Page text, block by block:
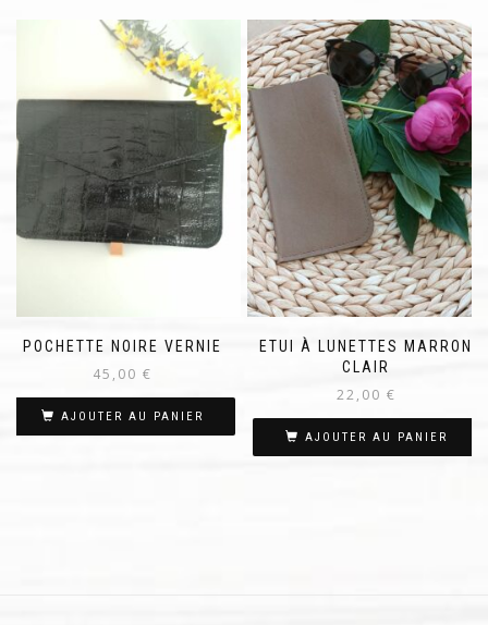
POCHETTE NOIRE VERNIE
45,00 €
AJOUTER AU PANIER
ETUI À LUNETTES MARRON
CLAIR
22,00 €
AJOUTER AU PANIER